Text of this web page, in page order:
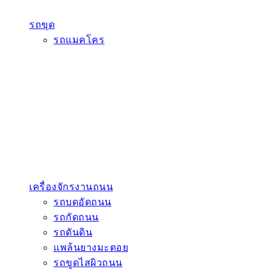
รถขุด
รถแมคโคร
เครื่องจักรงานถนน
รถบดอัดถนน
รถกัดถนน
รถดันดิน
แพล้นยางมะตอย
รถขูดไสผิวถนน